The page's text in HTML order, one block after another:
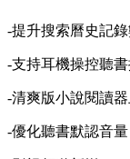
-提升搜索曆史記
-支持耳機操控聽
-清爽版小說閱讀
-優化聽書默認音